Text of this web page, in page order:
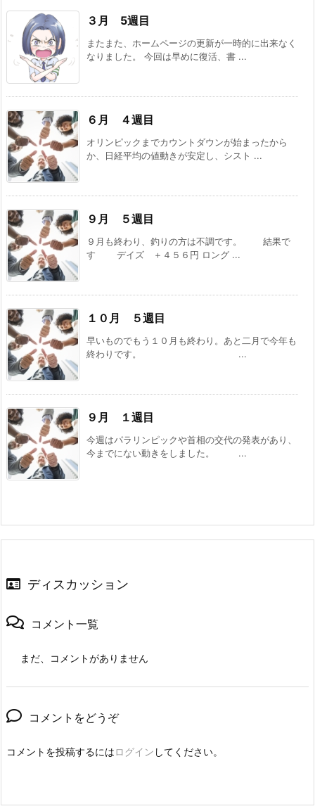
３月 5週目
またまた、ホームページの更新が一時的に出来なく
なりました。 今回は早めに復活、書 ...
６月 ４週目
オリンピックまでカウントダウンが始まったから
か、日経平均の値動きが安定し、シスト ...
９月 ５週目
９月も終わり、釣りの方は不調です。 結果で
す デイズ ＋４５６円 ロング ...
１０月 ５週目
早いものでもう１０月も終わり。あと二月で今年も
終わりです。 ...
９月 １週目
今週はパラリンピックや首相の交代の発表があり、
今までにない動きをしました。 ...
ディスカッション
コメント一覧
まだ、コメントがありません
コメントをどうぞ
コメントを投稿するにはログイン してください。